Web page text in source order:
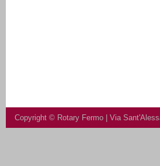
Copyright © Rotary Fermo | Via